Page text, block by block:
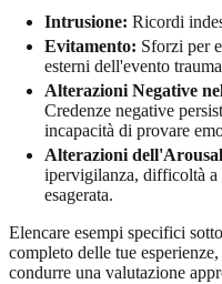
Intrusione: Ricordi
Evitamento: Sforzi per
esterni dell'evento
Alterazioni Negative
Credenze negative
incapacità di provare
Alterazioni
ipervigilanza, difficoltà a
esagerata.
Elencare esempi specifici
completo delle tue
condurre una valutazione